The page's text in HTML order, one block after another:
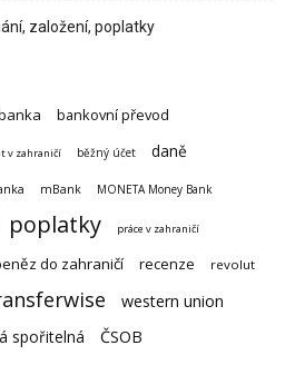
založení, poplatky
bankovní převod
v zahraničí běžný účet daně
mBank MONETA Money Bank
poplatky práce v zahraničí
do zahraničí recenze revolut
western union
spořitelná ČSOB